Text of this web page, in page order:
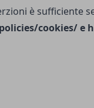
è sufficiente
cookies/e